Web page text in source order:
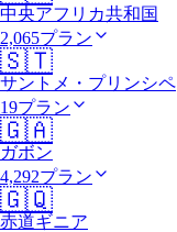
中央アフリカ共和国
2,065プラン
🇸🇹
サントメ・プリンシペ
19プラン
🇬🇦
ガボン
4,292プラン
🇬🇶
赤道ギニア